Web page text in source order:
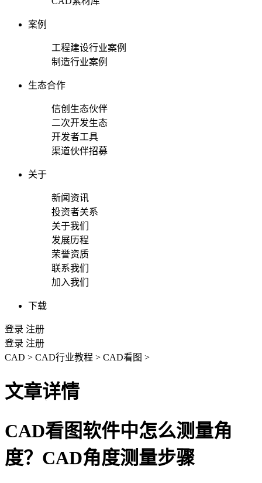
案例
工程建设行业案例
制造行业案例
生态合作
信创生态伙伴
二次开发生态
开发者工具
渠道伙伴招募
关于
新闻资讯
投资者关系
关于我们
发展历程
荣誉资质
联系我们
加入我们
下载
登录 注册
登录 注册
CAD > CAD行业教程 > CAD看图 >
文章详情
CAD看图软件中怎么测量角
度？CAD角度测量步骤